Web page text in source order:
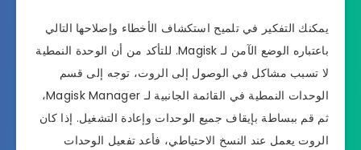
يمكنك التفكير في تلميح استكشاف الأخطاء وإصلاحها التالي
باعتباره الوضع الآمن لـ Magisk. للتأكد من أن الوحدة النمطية
لا تسبب مشاكل في الوصول إلى الروت، توجه إلى قسم
الوحدات النمطية في القائمة الجانبية لـ Magisk Manager،
ثم قم ببساطة بإيقاف جميع الوحدات وإعادة التشغيل. إذا كان
الروت يعمل عند النسخ الاحتياطي، فأعد تفعيل الوحدات